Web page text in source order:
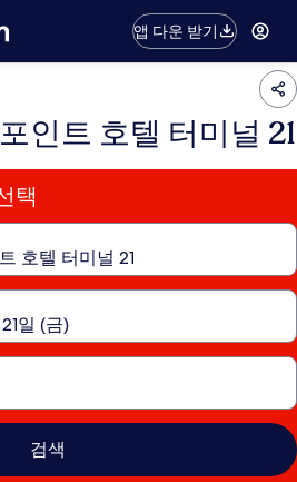
앱 다운 받기
인트 호텔 터미널 21
택
검색